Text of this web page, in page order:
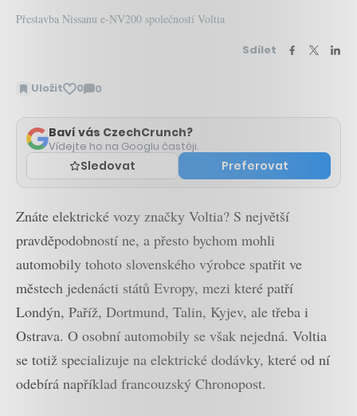
Přestavba Nissanu e-NV200 společností Voltia
Sdílet
Uložit 0 0
Zobrazit
Baví vás CzechCrunch?
Vídejte ho na Googlu častěji.
Sledovat Preferovat
Znáte elektrické vozy značky Voltia? S největší
pravděpodobností ne, a přesto bychom mohli
automobily tohoto slovenského výrobce spatřit ve
městech jedenácti států Evropy, mezi které patří
Londýn, Paříž, Dortmund, Talin, Kyjev, ale třeba i
Ostrava. O osobní automobily se však nejedná. Voltia
se totiž specializuje na elektrické dodávky, které od ní
odebírá například francouzský Chronopost.